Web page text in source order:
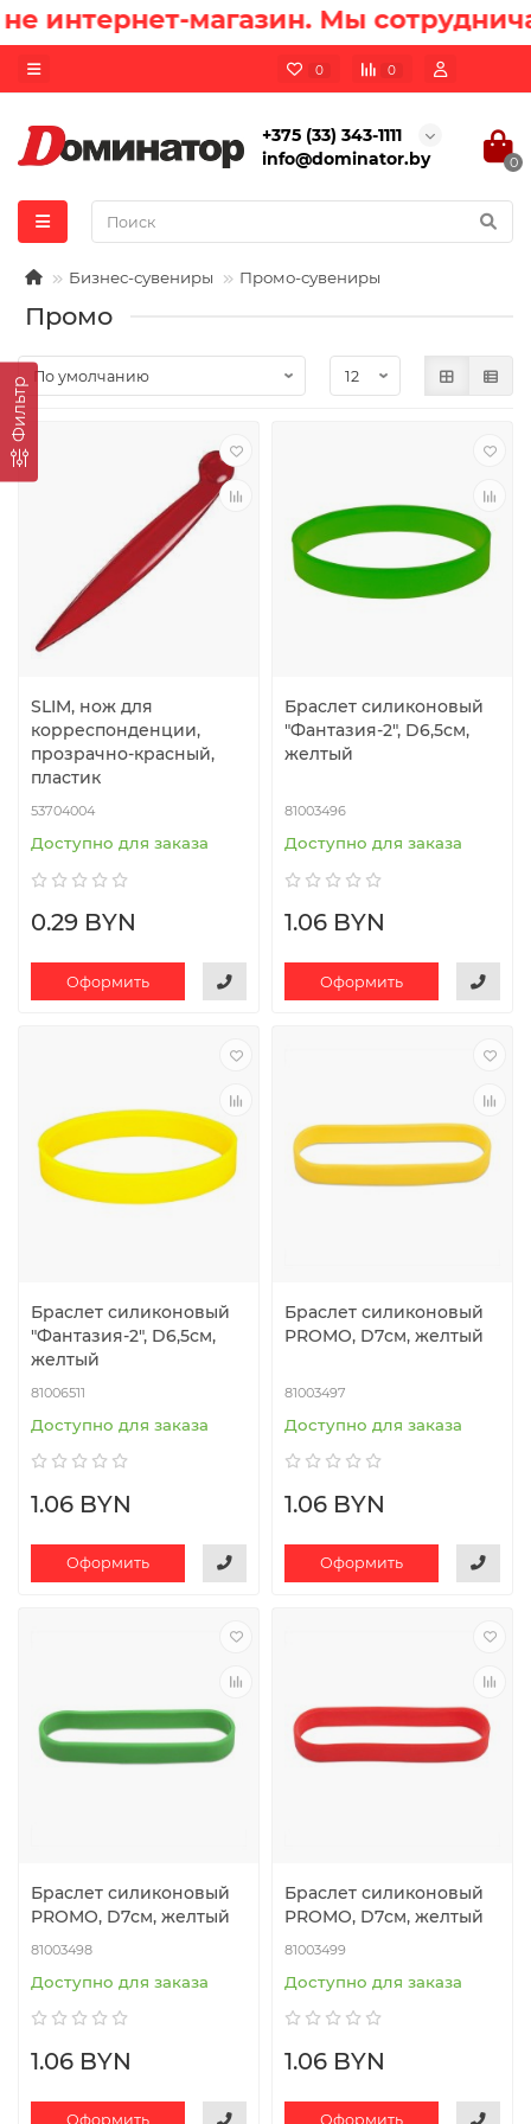
магазин. Мы
0 0
+375 (33) 343-1111
info@dominator.by
0
Бизнес-сувениры Промо-сувениры
Промо
Фильтр
SLIM, нож для
корреспонденции,
прозрачно-красный,
пластик
53704004
Доступно для заказа
0.29 BYN
Оформить
Браслет силиконовый
"Фантазия-2", D6,5см,
желтый
81003496
Доступно для заказа
1.06 BYN
Оформить
Браслет силиконовый
"Фантазия-2", D6,5см,
желтый
81006511
Доступно для заказа
1.06 BYN
Оформить
Браслет силиконовый
PROMO, D7см, желтый
81003497
Доступно для заказа
1.06 BYN
Оформить
Браслет силиконовый
PROMO, D7см, желтый
81003498
Доступно для заказа
1.06 BYN
Оформить
Браслет силиконовый
PROMO, D7см, желтый
81003499
Доступно для заказа
1.06 BYN
Оформить